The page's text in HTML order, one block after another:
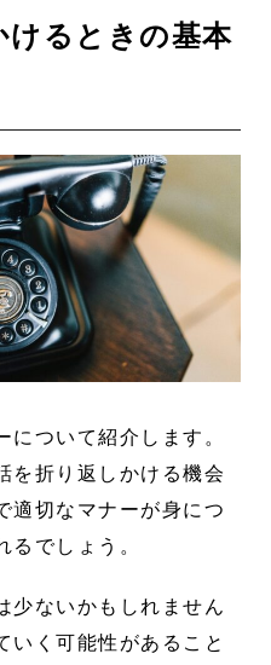
けるときの基本
ついて紹介します。
を折り返しかける機会
適切なマナーが身につ
でしょう。
少ないかもしれません
いく可能性があること